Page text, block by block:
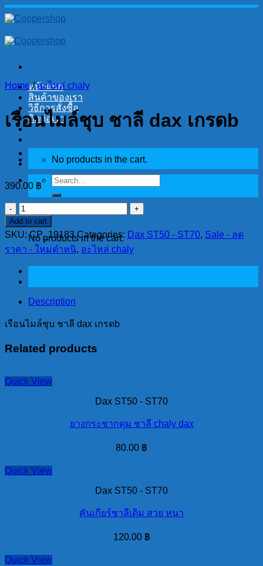
Skip
to
หน้าแรก
สินค้าของเรา
วิธีการสั่งซื้อ
ติดต่อเรา
No products in the cart.
Search
for:
Cart
No products in the cart.
Home / อะไหล่ chaly
เรือนไมล์ชุบ ชาลี dax เกรดb
390.00 ฿
เรือน
ไมล์
ชุบ
ชาลี
dax
เกรดb
Add to cart
SKU:CP_19183 Categories: Dax ST50 - ST70, Sale - ลด
ราคา - ใหม่ตำหนิ, อะไหล่ chaly
Description
เรือนไมล์ชุบ ชาลี dax เกรดb
Related products
Quick View
Dax ST50 - ST70
ยางกระชากดุม ชาลี chaly dax
80.00 ฿
Quick View
Dax ST50 - ST70
คันเกียร์ชาลีเดิม สวย หนา
120.00 ฿
Quick View